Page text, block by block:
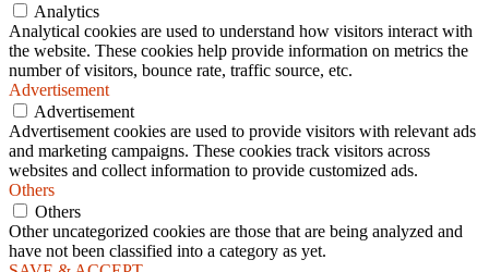
Analytics
Analytical cookies are used to understand how visitors interact with
the website. These cookies help provide information on metrics the
number of visitors, bounce rate, traffic source, etc.
Advertisement
Advertisement
Advertisement cookies are used to provide visitors with relevant ads
and marketing campaigns. These cookies track visitors across
websites and collect information to provide customized ads.
Others
Others
Other uncategorized cookies are those that are being analyzed and
have not been classified into a category as yet.